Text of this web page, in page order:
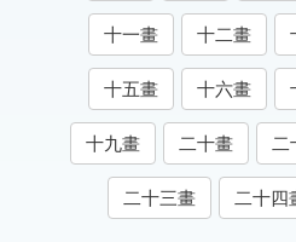
單字索引
生命大百科索引
遊戲專區
十一畫 十二畫
十五畫 十六畫
十九畫 二十畫 二
二十三畫 二十四